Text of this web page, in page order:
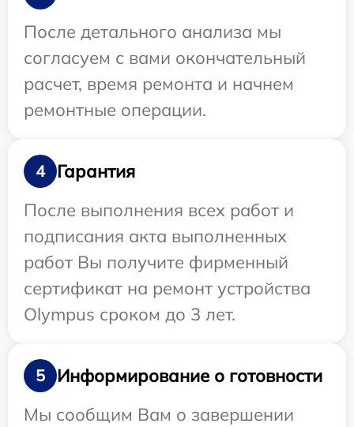
После детального анализа мы
согласуем с вами окончательный
расчет, время ремонта и начнем
ремонтные операции.
4
Гарантия
После выполнения всех работ и
подписания акта выполненных
работ Вы получите фирменный
сертификат на ремонт устройства
Olympus сроком до 3 лет.
5
Информирование о готовности
Мы сообщим Вам о завершении